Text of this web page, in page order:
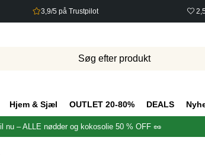
3,9/5 på Trustpilot
Hjem & Sjæl OUTLET 20-80% DEALS
nu – ALLE nødder og kokosolie 50 % OFF 🥜